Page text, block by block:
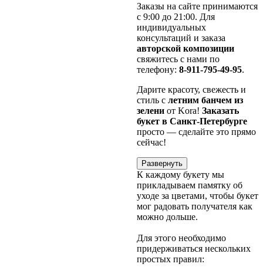
Заказы на сайте принимаются
с 9:00 до 21:00. Для
индивидуальных
консультаций и заказа
авторской композиции
свяжитесь с нами по
телефону: 8-911-795-49-95.
Дарите красоту, свежесть и
стиль с летним банчем из
зелениот Kora! Заказать
букет в Санкт-Петербурге
просто — сделайте это прямо
сейчас!
Развернуть
К каждому букету мы
прикладываем памятку об
уходе за цветами, чтобы букет
мог радовать получателя как
можно дольше.
Для этого необходимо
придерживаться нескольких
простых правил: